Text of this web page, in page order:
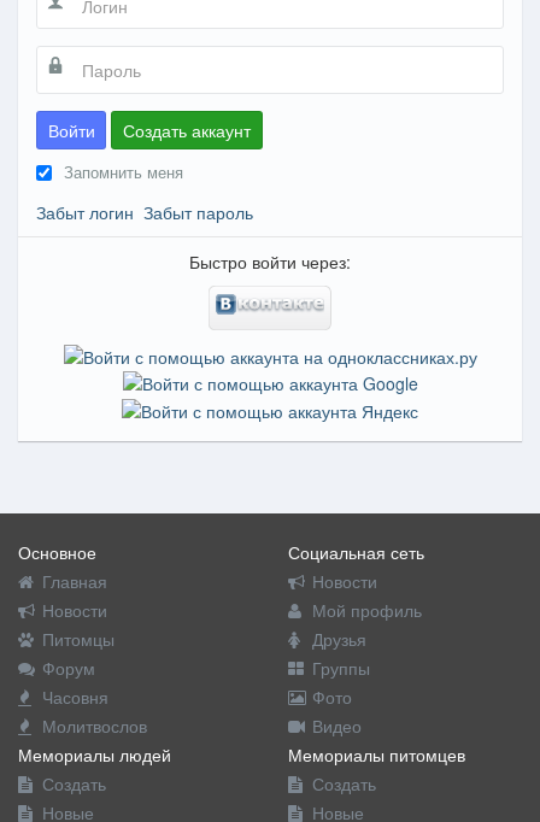
Войти Создать аккаунт
Запомнить меня
Забыт логин Забыт пароль
Быстро войти через:
Основное
Главная
Новости
Питомцы
Форум
Часовня
Молитвослов
Социальная сеть
Новости
Мой профиль
Друзья
Группы
Фото
Видео
Мемориалы людей
Создать
Новые
Мемориалы питомцев
Создать
Новые